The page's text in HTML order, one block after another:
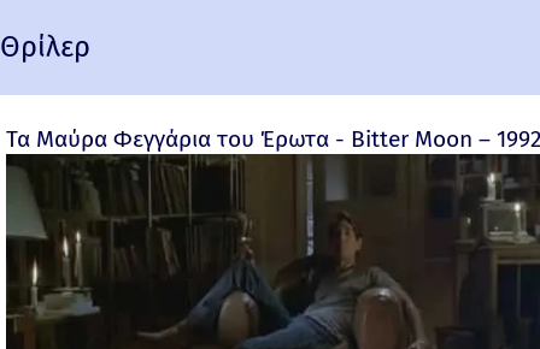
Θρίλερ
Τα Μαύρα Φεγγάρια του Έρωτα - Bitter Moon –